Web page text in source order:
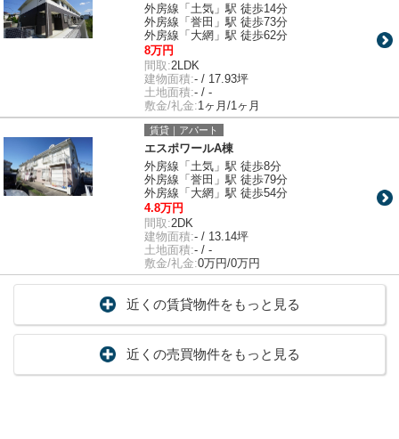
外房線「土気」駅 徒歩14分
外房線「誉田」駅 徒歩73分
外房線「大網」駅 徒歩62分
8万円
間取:2LDK
建物面積:- / 17.93坪
土地面積:- / -
敷金/礼金:1ヶ月/1ヶ月
賃貸｜アパート
エスポワールA棟
外房線「土気」駅 徒歩8分
外房線「誉田」駅 徒歩79分
外房線「大網」駅 徒歩54分
4.8万円
間取:2DK
建物面積:- / 13.14坪
土地面積:- / -
敷金/礼金:0万円/0万円
近くの賃貸物件をもっと見る
近くの売買物件をもっと見る